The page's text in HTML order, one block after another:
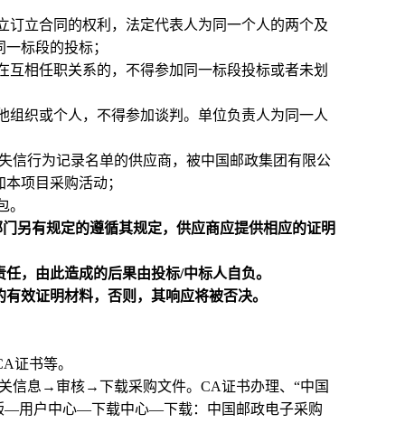
立合同的权利，法定代表人为同一个人的两个及
标段的投标；
相任职关系的，不得参加同一标段投标或者未划
织或个人，不得参加谈判。单位负责人为同一人
信行为记录名单的供应商，被中国邮政集团有限公
项目采购活动；
。
另有规定的遵循其规定，供应商应提供相应的证明
，由此造成的后果由投标/中标人自负。
效证明材料，否则，其响应将被否决。
证书等。
息→审核→下载采购文件。CA证书办理、“中国
—用户中心—下载中心—下载：中国邮政电子采购